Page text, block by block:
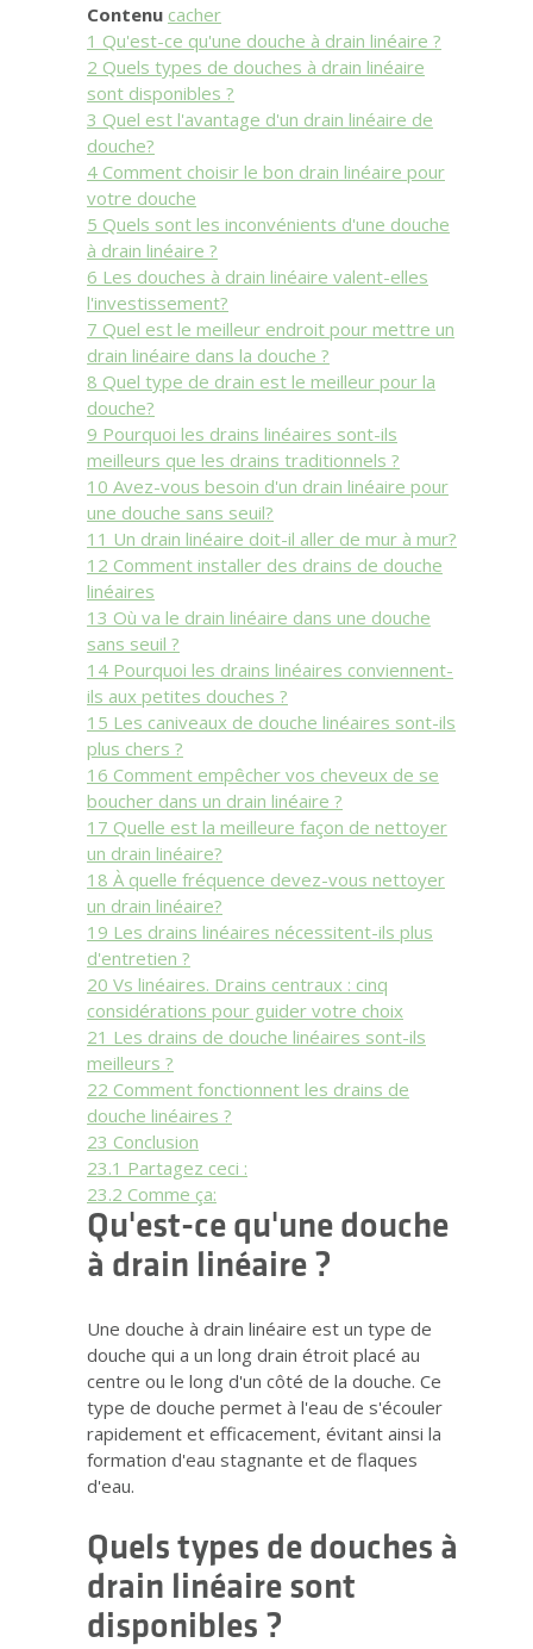
Contenu cacher
1 Qu'est-ce qu'une douche à drain linéaire ?
2 Quels types de douches à drain linéaire
sont disponibles ?
3 Quel est l'avantage d'un drain linéaire de
douche?
4 Comment choisir le bon drain linéaire pour
votre douche
5 Quels sont les inconvénients d'une douche
à drain linéaire ?
6 Les douches à drain linéaire valent-elles
l'investissement?
7 Quel est le meilleur endroit pour mettre un
drain linéaire dans la douche ?
8 Quel type de drain est le meilleur pour la
douche?
9 Pourquoi les drains linéaires sont-ils
meilleurs que les drains traditionnels ?
10 Avez-vous besoin d'un drain linéaire pour
une douche sans seuil?
11 Un drain linéaire doit-il aller de mur à mur?
12 Comment installer des drains de douche
linéaires
13 Où va le drain linéaire dans une douche
sans seuil ?
14 Pourquoi les drains linéaires conviennent-
ils aux petites douches ?
15 Les caniveaux de douche linéaires sont-ils
plus chers ?
16 Comment empêcher vos cheveux de se
boucher dans un drain linéaire ?
17 Quelle est la meilleure façon de nettoyer
un drain linéaire?
18 À quelle fréquence devez-vous nettoyer
un drain linéaire?
19 Les drains linéaires nécessitent-ils plus
d'entretien ?
20 Vs linéaires. Drains centraux : cinq
considérations pour guider votre choix
21 Les drains de douche linéaires sont-ils
meilleurs ?
22 Comment fonctionnent les drains de
douche linéaires ?
23 Conclusion
23.1 Partagez ceci :
23.2 Comme ça:
Qu'est-ce qu'une douche
à drain linéaire ?
Une douche à drain linéaire est un type de
douche qui a un long drain étroit placé au
centre ou le long d'un côté de la douche. Ce
type de douche permet à l'eau de s'écouler
rapidement et efficacement, évitant ainsi la
formation d'eau stagnante et de flaques
d'eau.
Quels types de douches à
drain linéaire sont
disponibles ?